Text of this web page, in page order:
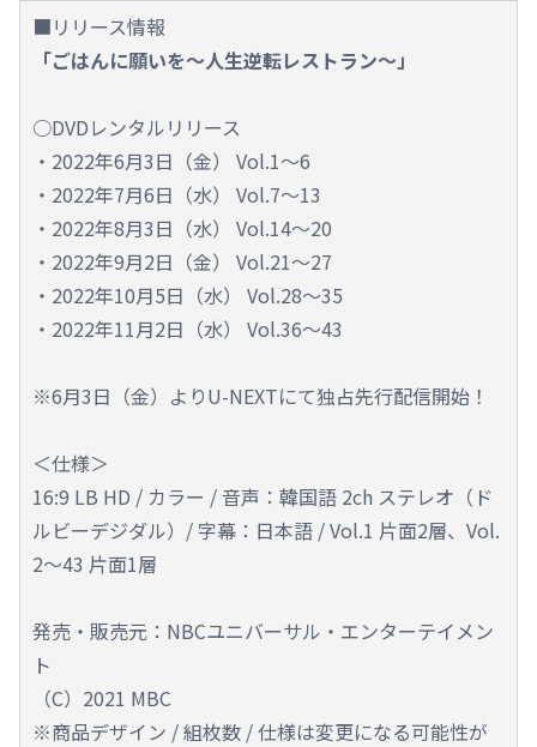
■リリース情報
「ごはんに願いを～人生逆転レストラン～」
○DVDレンタルリリース
・2022年6月3日（金） Vol.1～6
・2022年7月6日（水） Vol.7～13
・2022年8月3日（水） Vol.14～20
・2022年9月2日（金） Vol.21～27
・2022年10月5日（水） Vol.28～35
・2022年11月2日（水） Vol.36～43
※6月3日（金）よりU-NEXTにて独占先行配信開始！
＜仕様＞
16:9 LB HD / カラー / 音声：韓国語 2ch ステレオ（ド
ルビーデジダル）/ 字幕：日本語 / Vol.1 片面2層、Vol.
2～43 片面1層
発売・販売元：NBCユニバーサル・エンターテイメン
ト
（C）2021 MBC
※商品デザイン / 組枚数 / 仕様は変更になる可能性が